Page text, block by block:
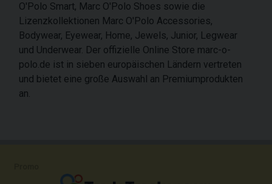
O'Polo Smart, Marc O'Polo Shoes sowie die
Lizenzkollektionen Marc O'Polo Accessories,
Bodywear, Eyewear, Home, Jewels, Junior, Legwear
und Underwear. Der offizielle Online Store marc-o-
polo.de ist in sieben europäischen Ländern vertreten
und bietet eine große Auswahl an Premiumprodukten
an.